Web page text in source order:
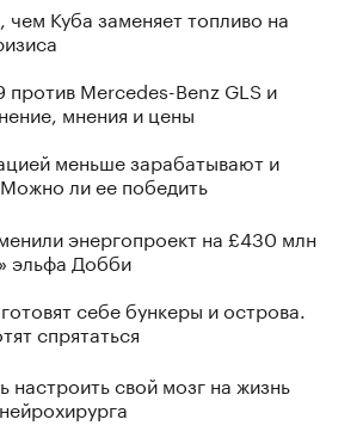
чем Куба заменяет топливо на
Mercedes-Benz GLS и
мнения и цены
меньше зарабатывают и
ли ее победить
энергопроект на £430 млн
эльфа Добби
себе бункеры и острова.
спрятаться
настроить свой мозг на жизнь